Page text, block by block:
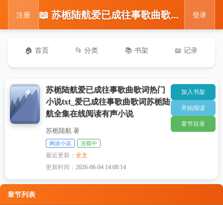
注册 📖 苏栀陆航爱已成往事歌曲歌词热门小说txt_爱已成往事歌曲歌词苏栀陆航全集在线阅读有声小说 登录
🏠 首页 📂 分类 📚 书架 📖 记录
苏栀陆航爱已成往事歌曲歌词热门
小说txt_爱已成往事歌曲歌词苏栀陆
航全集在线阅读有声小说
苏栀陆航 著
网游小说 连载中
最近更新：全文
更新时间：2026-06-04 14:08:14
加入书架
开始阅读
章节目录
章节列表